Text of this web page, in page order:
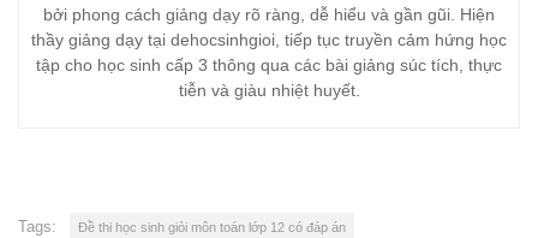
bởi phong cách giảng dạy rõ ràng, dễ hiểu và gần gũi. Hiện
thầy giảng dạy tại dehocsinhgioi, tiếp tục truyền cảm hứng học
tập cho học sinh cấp 3 thông qua các bài giảng súc tích, thực
tiễn và giàu nhiệt huyết.
Tags: Đề thi học sinh giỏi môn toán lớp 12 có đáp án